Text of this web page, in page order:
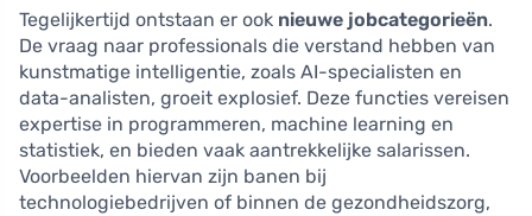
Tegelijkertijd ontstaan er ook nieuwe jobcategorieën.
De vraag naar professionals die verstand hebben van
kunstmatige intelligentie, zoals AI-specialisten en
data-analisten, groeit explosief. Deze functies vereisen
expertise in programmeren, machine learning en
statistiek, en bieden vaak aantrekkelijke salarissen.
Voorbeelden hiervan zijn banen bij
technologiebedrijven of binnen de gezondheidszorg,